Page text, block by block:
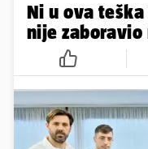
Ni u ova
nije zaboravio